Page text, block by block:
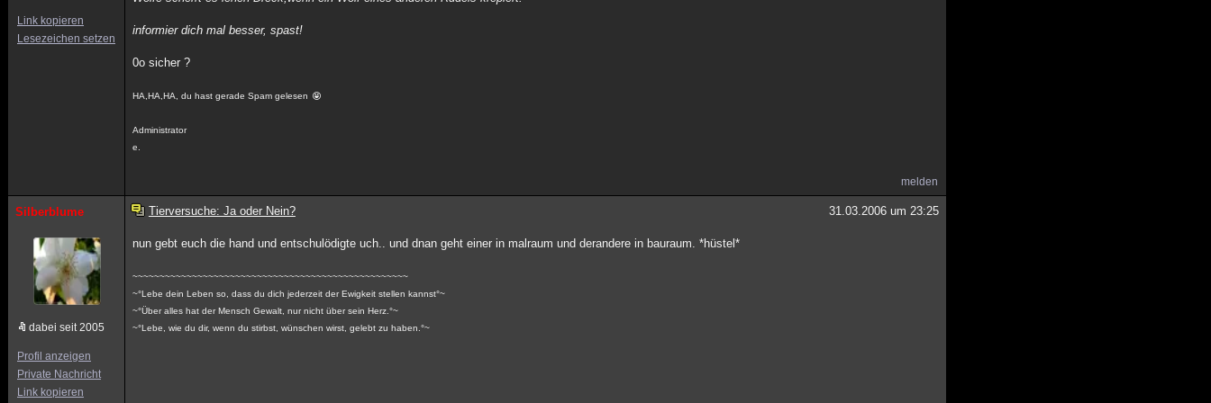
Link kopieren
Lesezeichen setzen
informier dich mal besser, spast!
0o sicher ?
HA,HA,HA, du hast gerade Spam gelesen
Administrator
e.
melden
Silberblume
dabei seit 2005
Profil anzeigen
Private Nachricht
Link kopieren
Tierversuche: Ja oder Nein? 31.03.2006 um 23:25
nun gebt euch die hand und entschulödigte uch.. und dnan geht einer in malraum und derandere in bauraum. *hüstel*
~~~~~~~~~~~~~~~~~~~~~~~~~~~~~~~~~~~~~~~~~~~~~~~~~~~
~°Lebe dein Leben so, dass du dich jederzeit der Ewigkeit stellen kannst°~
~°Über alles hat der Mensch Gewalt, nur nicht über sein Herz.°~
~°Lebe, wie du dir, wenn du stirbst, wünschen wirst, gelebt zu haben.°~